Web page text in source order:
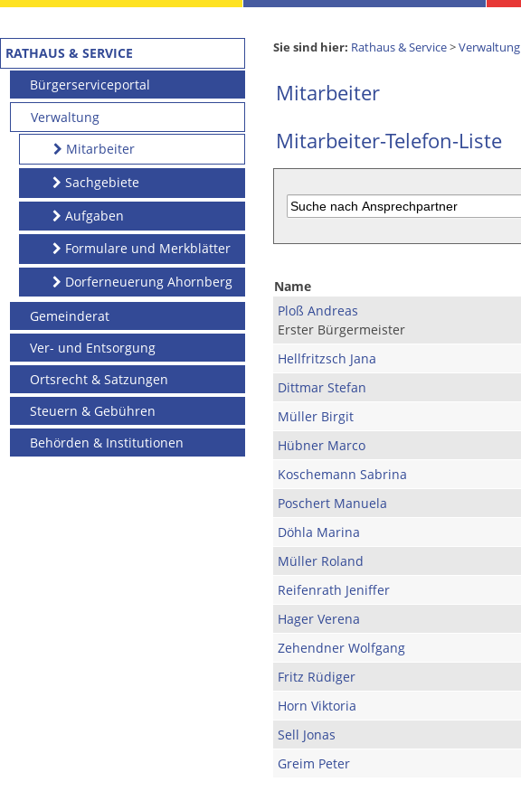
RATHAUS & SERVICE
Bürgerserviceportal
Verwaltung
Mitarbeiter
Sachgebiete
Aufgaben
Formulare und Merkblätter
Dorferneuerung Ahornberg
Gemeinderat
Ver- und Entsorgung
Ortsrecht & Satzungen
Steuern & Gebühren
Behörden & Institutionen
Sie sind hier: Rathaus & Service>Verwaltung
Mitarbeiter
Mitarbeiter-Telefon-Liste
Name
Ploß Andreas
Erster Bürgermeister
Hellfritzsch Jana
Dittmar Stefan
Müller Birgit
Hübner Marco
Koschemann Sabrina
Poschert Manuela
Döhla Marina
Müller Roland
Reifenrath Jeniffer
Hager Verena
Zehendner Wolfgang
Fritz Rüdiger
Horn Viktoria
Sell Jonas
Greim Peter